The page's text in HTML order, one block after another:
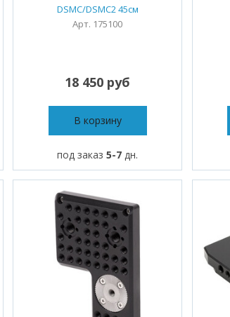
DSMC/DSMC2 45см
Арт. 175100
18 450 руб
В корзину
под заказ5-7 дн.